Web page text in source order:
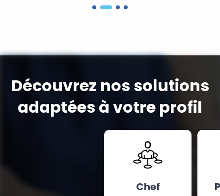
Découvrez nos solutions
adaptées à votre profil
Chef